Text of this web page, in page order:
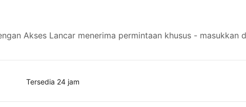
Akses Lancar menerima permintaan khusus - masukkan
Tersedia 24 jam